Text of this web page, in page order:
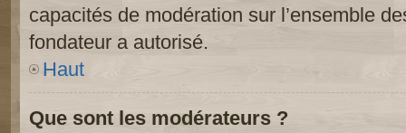
capacités de modération sur l’ensemble
fondateur a autorisé.
Haut
Que sont les modérateurs ?